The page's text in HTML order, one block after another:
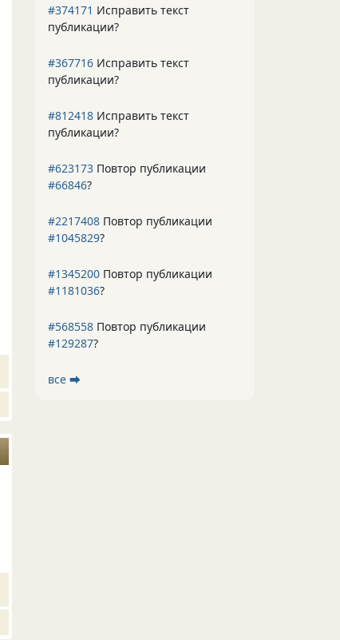
#374171 Исправить текст
публикации?
#367716 Исправить текст
публикации?
#812418 Исправить текст
публикации?
#623173 Повтор публикации
#66846?
#2217408 Повтор публикации
#1045829?
#1345200 Повтор публикации
#1181036?
#568558 Повтор публикации
#129287?
все ⮕